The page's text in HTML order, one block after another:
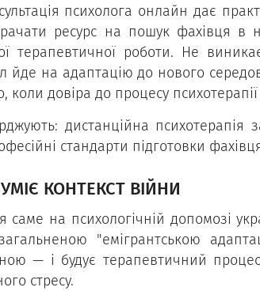
психолога онлайн дає
ресурс на пошук фахівця в
терапевтичної роботи. Не
йде на адаптацію до нового
довіра до процесу
дистанційна психотерапія
стандарти підготовки фахівця
КОНТЕКСТ ВІЙНИ
саме на психологічній допомозі
"емігрантською
— і будує терапевтичний
стресу.